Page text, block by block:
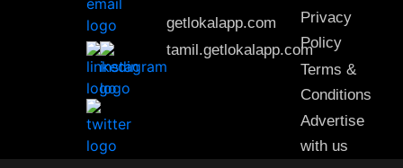
getlokalapp.com
tamil.getlokalapp.com
Privacy
Policy
Terms &
Conditions
Advertise
with us